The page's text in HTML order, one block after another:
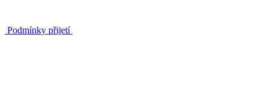
Podmínky přijetí